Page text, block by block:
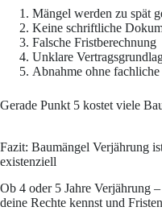
Mängel werden zu spät
Keine schriftliche
Falsche Fristberechnung
Unklare
Abnahme ohne
Gerade Punkt 5 kostet viele
Fazit: Baumängel Verjährung
existenziell
Ob 4 oder 5 Jahre Verjährung
deine Rechte kennst und